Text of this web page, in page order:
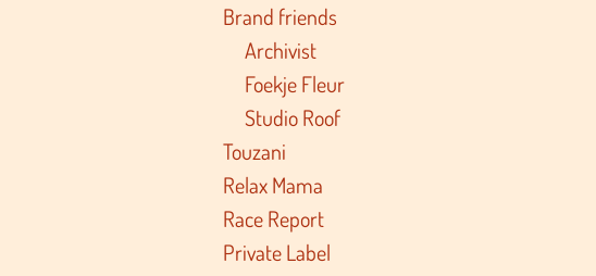
Brand friends
Archivist
Foekje Fleur
Studio Roof
Touzani
Relax Mama
Race Report
Private Label